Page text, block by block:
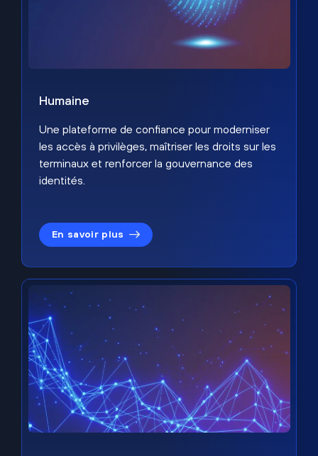
Humaine
Une plateforme de confiance pour moderniser
les accès à privilèges, maîtriser les droits sur les
terminaux et renforcer la gouvernance des
identités.
En savoir plus